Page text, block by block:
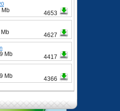
Mb 4653
4627
Mb 4417
Mb 4366